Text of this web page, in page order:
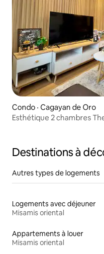
Condo · Cagayan de Oro
Esthétique 2 chambres
Destinations à
Autres types de logements
Logements avec déjeuner
Misamis oriental
Appartements à louer
Misamis oriental